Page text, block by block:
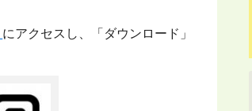
にアクセスし、「ダウンロード」